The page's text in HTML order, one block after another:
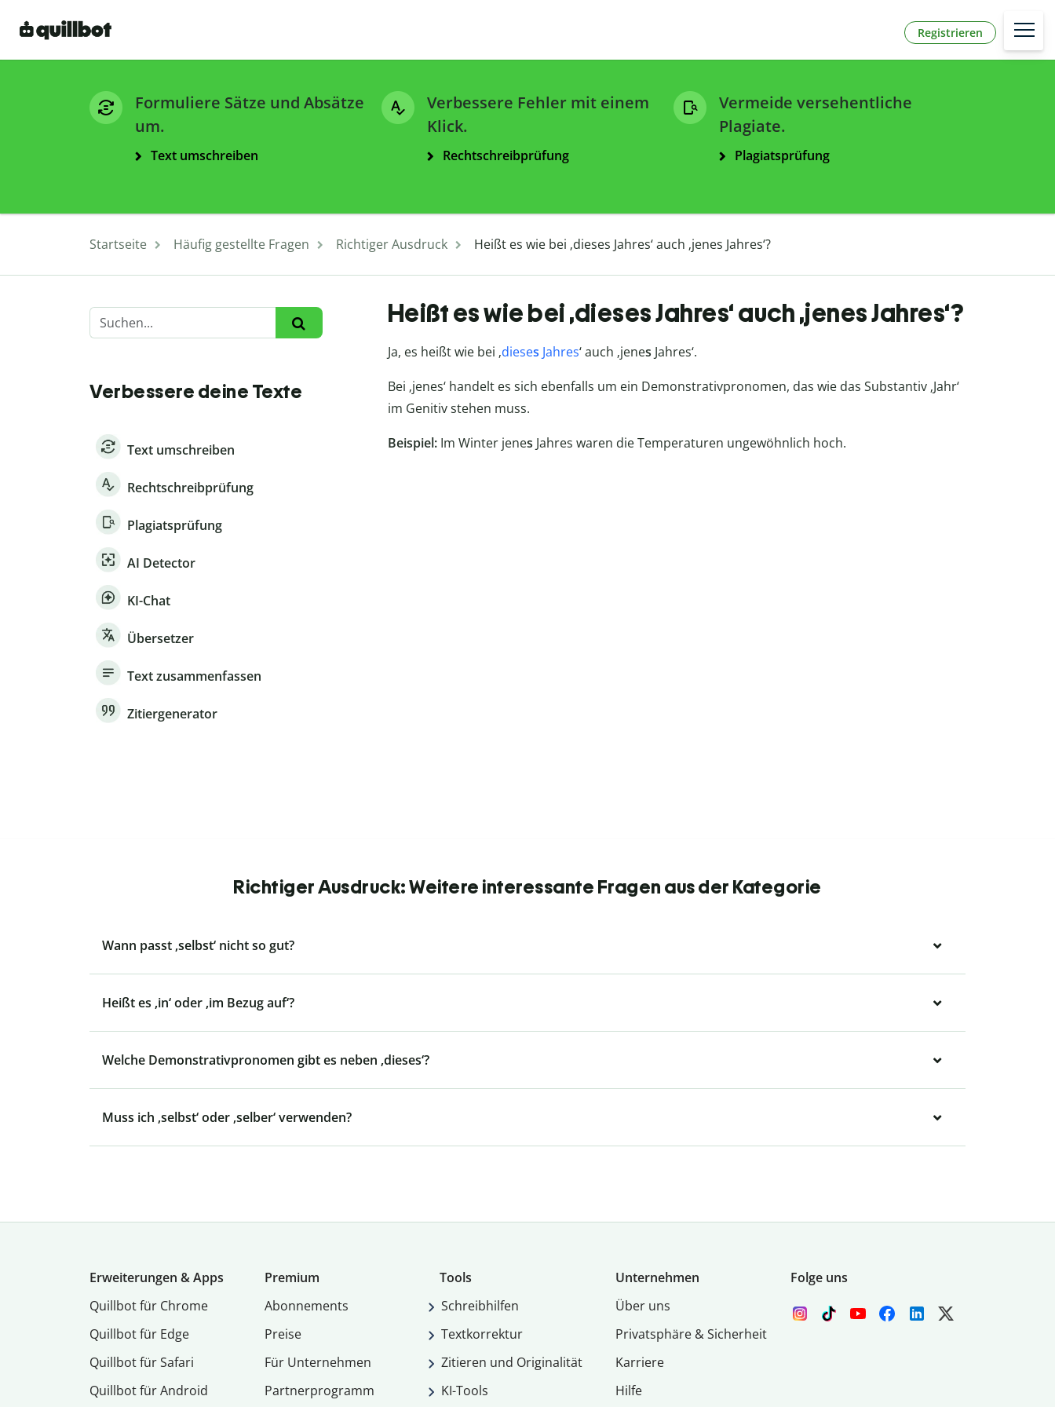
Registrieren
Formuliere Sätze und Absätze
um.
Text umschreiben
Verbessere Fehler mit einem
Klick.
Rechtschreibprüfung
Vermeide versehentliche
Plagiate.
Plagiatsprüfung
Startseite Häufig gestellte Fragen Richtiger Ausdruck Heißt es wie bei ‚dieses Jahres‘ auch ‚jenes Jahres‘?
Verbessere deine Texte
Text umschreiben
Rechtschreibprüfung
Plagiatsprüfung
AI Detector
KI-Chat
Übersetzer
Text zusammenfassen
Zitiergenerator
Heißt es wie bei ‚dieses Jahres‘ auch ‚jenes Jahres‘?
Ja, es heißt wie bei ‚dieses Jahres‘ auch ‚jenes Jahres‘.
Bei ‚jenes‘ handelt es sich ebenfalls um ein Demonstrativpronomen, das wie das Substantiv ‚Jahr‘
im Genitiv stehen muss.
Beispiel:Im Winter jenes Jahres waren die Temperaturen ungewöhnlich hoch.
Richtiger Ausdruck: Weitere interessante Fragen aus der Kategorie
Wann passt ‚selbst‘ nicht so gut?
Heißt es ‚in‘ oder ‚im Bezug auf‘?
Welche Demonstrativpronomen gibt es neben ‚dieses‘?
Muss ich ‚selbst‘ oder ‚selber‘ verwenden?
Erweiterungen & Apps
Quillbot für Chrome
Quillbot für Edge
Quillbot für Safari
Quillbot für Android
Premium
Abon­ne­ments
Preise
Für Unternehmen
Partnerprogramm
Tools
Schreibhilfen
Textkorrektur
Zitieren und Originalität
KI-Tools
Unternehmen
Über uns
Privatsphäre & Sicherheit
Karriere
Hilfe
Folge uns